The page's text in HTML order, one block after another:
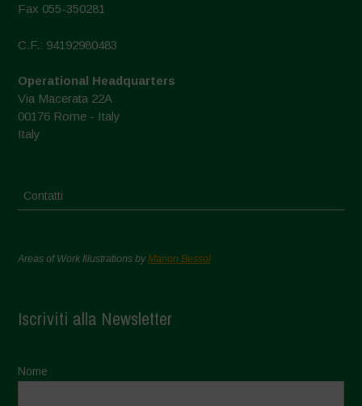
Fax 055-350281
C.F.: 94192980483
Operational Headquarters
Via Macerata 22A
00176 Rome - Italy
Italy
Contatti
Areas of Work Illustrations byMarion Bessol
Iscriviti alla Newsletter
Nome